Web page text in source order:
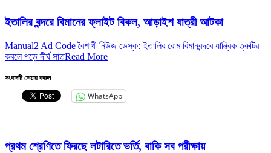
ইতালির বন্দরে বিমানের ফ্লাইট বিকল, আড়াইশ যাত্রী আটকা
Manual2 Ad Code বৈশাখী নিউজ ডেস্ক: ইতালির রোম বিমানবন্দরে যান্ত্রিক ত্রুটির
কবলে পড়ে দীর্ঘ সাতRead More
সংবাদটি শেয়ার করুন
WhatsApp
প্রথম শ্রেণিতে ফিরছে লটারিতে ভর্তি, বাকি সব পরীক্ষায়